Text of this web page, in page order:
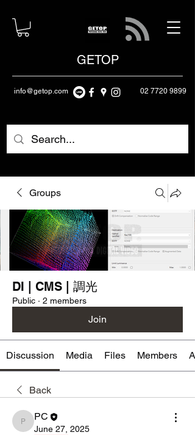
GETOP
info@getop.com 02 7720 9899
Groups
DI | CMS | 調光
Public · 2 members
Join
Discussion Media Files Members
Back
PC
PC
June 27, 2025